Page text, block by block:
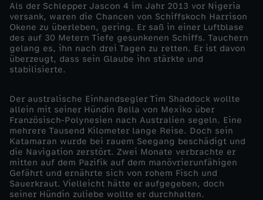
r
s
c
h
o
l
l
Als der Schlepper Jascon 4 im Jahr 2013 vor Nigeria
versank, waren die Chancen von Schiffskoch Harrison
Okene zu überleben, gering. Er saß in einer Luftblase
des auf 30 Metern Tiefe gesunkenen Schiffs. Tauchern
gelang es, ihn nach drei Tagen zu retten. Er ist davon
überzeugt, dass sein Glaube ihn stärkte und
stabilisierte.
Der australische Einhandsegler Tim Shaddock wollte
allein mit seiner Hündin Bella von Mexiko über
Französisch-Polynesien nach Australien segeln. Eine
mehrere Tausend Kilometer lange Reise. Doch sein
Katamaran wurde bei rauem Seegang beschädigt und
die Navigation zerstört. Zwei Monate verbrachte er
mitten auf dem Pazifik auf dem manövrierunfähigen
Gefährt und ernährte sich von rohem Fisch und
Sauerkraut. Vielleicht hätte er aufgegeben, doch
seiner Hündin zuliebe wollte er durchhalten.